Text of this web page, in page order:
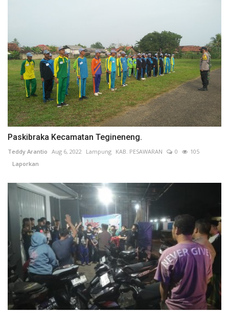
Paskibraka Kecamatan Tegineneng.
Teddy Arantio Aug 6, 2022 Lampung KAB. PESAWARAN 0
105
Laporkan